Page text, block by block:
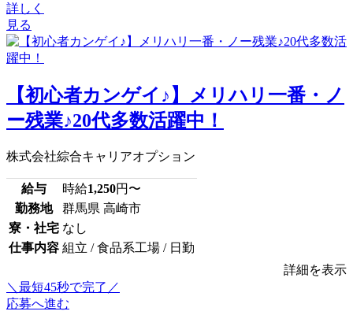
詳しく
見る
【初心者カンゲイ♪】メリハリ一番・ノ
ー残業♪20代多数活躍中！
株式会社綜合キャリアオプション
給与 時給1,250円〜
勤務地
群馬県 高崎市
寮・社宅 なし
仕事内容 組立 / 食品系工場 / 日勤
詳細を表示
＼最短45秒で完了／
応募へ進む